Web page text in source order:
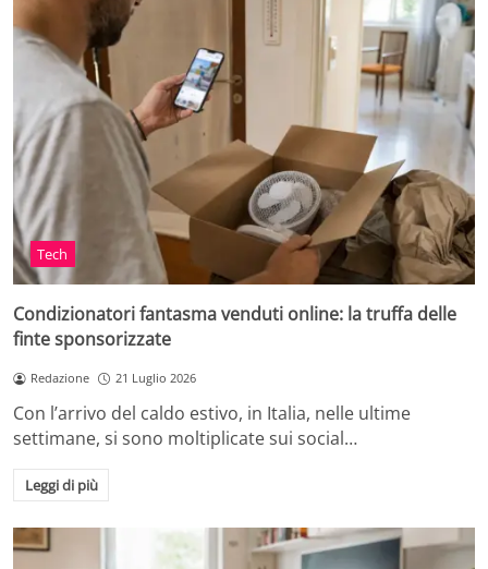
Tech
Condizionatori fantasma venduti online: la truffa delle
finte sponsorizzate
Redazione 21 Luglio 2026
Con l’arrivo del caldo estivo, in Italia, nelle ultime
settimane, si sono moltiplicate sui social…
Leggi di più